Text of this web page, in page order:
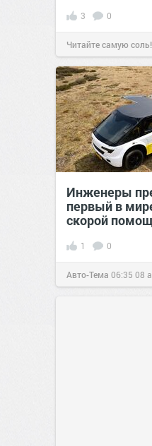
3 0
Читайте самую соль!
Инженеры
первый в
скорой
1 0
Авто-Тема 06:35 08